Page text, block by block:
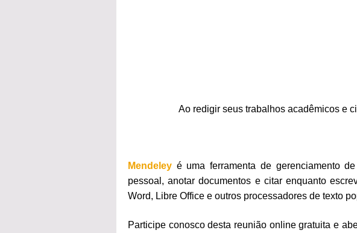
Ao redigir seus trabalhos acadêmicos e
Mendeley é uma ferramenta de gerenciamento
pessoal, anotar documentos e citar enquanto
Word, Libre Office e outros processadores de texto
Participe conosco desta reunião online gratuita e